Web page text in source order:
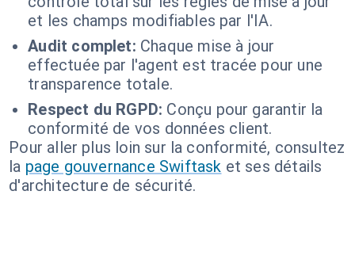
et les champs modifiables par l'IA.
Audit complet: Chaque mise à jour
effectuée par l'agent est tracée pour une
transparence totale.
Respect du RGPD: Conçu pour garantir la
conformité de vos données client.
Pour aller plus loin sur la conformité, consultez
la page gouvernance Swiftask et ses détails
d'architecture de sécurité.